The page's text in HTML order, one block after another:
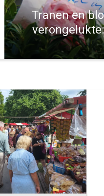
Tranen en